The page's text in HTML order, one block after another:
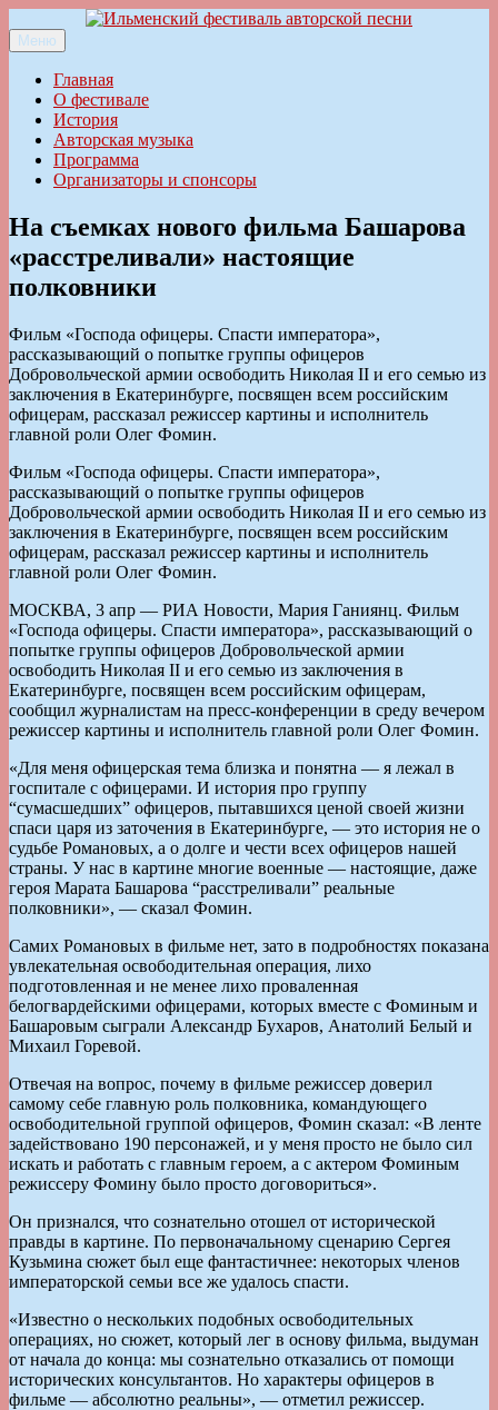
к
содержимому
Ильменский фестиваль авторской песни
Меню
Главная
О фестивале
История
Авторская музыка
Программа
Организаторы и спонсоры
На съемках нового фильма Башарова
«расстреливали» настоящие
полковники
Фильм «Господа офицеры. Спасти императора»,
рассказывающий о попытке группы офицеров
Добровольческой армии освободить Николая II и его семью из
заключения в Екатеринбурге, посвящен всем российским
офицерам, рассказал режиссер картины и исполнитель
главной роли Олег Фомин.
Фильм «Господа офицеры. Спасти императора»,
рассказывающий о попытке группы офицеров
Добровольческой армии освободить Николая II и его семью из
заключения в Екатеринбурге, посвящен всем российским
офицерам, рассказал режиссер картины и исполнитель
главной роли Олег Фомин.
МОСКВА, 3 апр — РИА Новости, Мария Ганиянц. Фильм
«Господа офицеры. Спасти императора», рассказывающий о
попытке группы офицеров Добровольческой армии
освободить Николая II и его семью из заключения в
Екатеринбурге, посвящен всем российским офицерам,
сообщил журналистам на пресс-конференции в среду вечером
режиссер картины и исполнитель главной роли Олег Фомин.
«Для меня офицерская тема близка и понятна — я лежал в
госпитале с офицерами. И история про группу
“сумасшедших” офицеров, пытавшихся ценой своей жизни
спаси царя из заточения в Екатеринбурге, — это история не о
судьбе Романовых, а о долге и чести всех офицеров нашей
страны. У нас в картине многие военные — настоящие, даже
героя Марата Башарова “расстреливали” реальные
полковники», — сказал Фомин.
Самих Романовых в фильме нет, зато в подробностях показана
увлекательная освободительная операция, лихо
подготовленная и не менее лихо проваленная
белогвардейскими офицерами, которых вместе с Фоминым и
Башаровым сыграли Александр Бухаров, Анатолий Белый и
Михаил Горевой.
Отвечая на вопрос, почему в фильме режиссер доверил
самому себе главную роль полковника, командующего
освободительной группой офицеров, Фомин сказал: «В ленте
задействовано 190 персонажей, и у меня просто не было сил
искать и работать с главным героем, а с актером Фоминым
режиссеру Фомину было просто договориться».
Он признался, что сознательно отошел от исторической
правды в картине. По первоначальному сценарию Сергея
Кузьмина сюжет был еще фантастичнее: некоторых членов
императорской семьи все же удалось спасти.
«Известно о нескольких подобных освободительных
операциях, но сюжет, который лег в основу фильма, выдуман
от начала до конца: мы сознательно отказались от помощи
исторических консультантов. Но характеры офицеров в
фильме — абсолютно реальны», — отметил режиссер.